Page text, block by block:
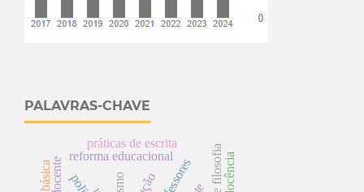
PALAVRAS-CHAVE
reforma educacional
práticas de escrita
docência